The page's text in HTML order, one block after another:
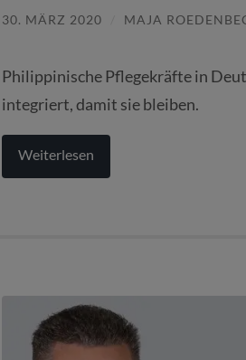
30. MÄRZ 2020 MAJA
Philippinische Pflegekräfte in
integriert, damit sie bleiben.
Weiterlesen